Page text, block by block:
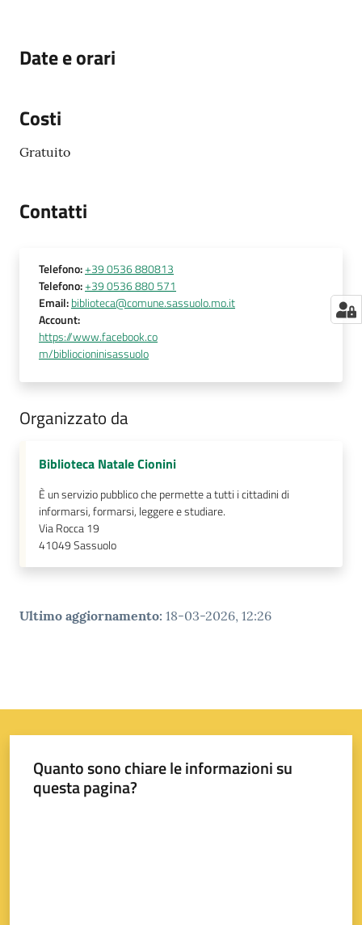
Date e orari
Costi
Gratuito
Contatti
Telefono:+39 0536 880813
Telefono:+39 0536 880 571
Email:biblioteca@comune.sassuolo.mo.it
Account:
https://www.facebook.co
m/bibliocioninisassuolo
Organizzato da
Biblioteca Natale Cionini
È un servizio pubblico che permette a tutti i cittadini di
informarsi, formarsi, leggere e studiare.
Via Rocca 19
41049Sassuolo
Ultimo aggiornamento: 18-03-2026, 12:26
Quanto sono chiare le informazioni su
questa pagina?